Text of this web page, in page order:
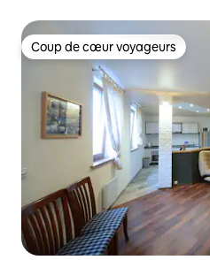
Coup de cœur voyageurs
Coup de cœur voyageurs